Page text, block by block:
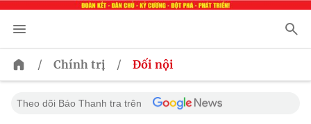
/ Chính trị / Đối nội
Theo dõi Báo Thanh tra trên